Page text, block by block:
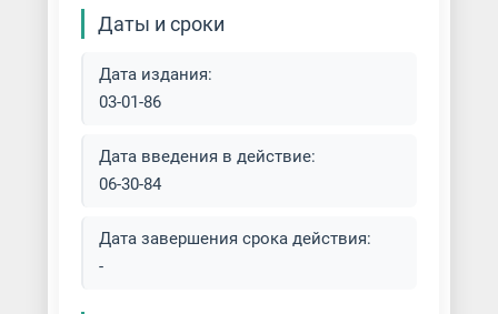
Даты и сроки
Дата издания:
03-01-86
Дата введения в действие:
06-30-84
Дата завершения срока действия:
-